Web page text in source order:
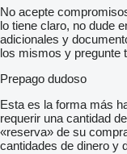
No acepte
lo tiene claro, no dude
adicionales y
los mismos y pregunte
Prepago dudoso
Esta es la forma más
requerir una cantidad
«reserva» de su
cantidades de dinero y